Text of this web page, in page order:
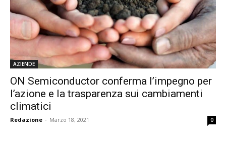
AZIENDE
ON Semiconductor conferma l’impegno per
l’azione e la trasparenza sui cambiamenti
climatici
Redazione - Marzo 18, 2021 0